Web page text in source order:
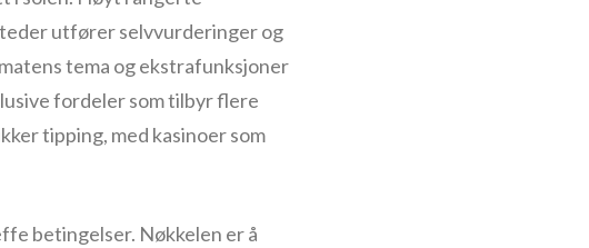
utfører selvvurderinger og
tema og ekstrafunksjoner
fordeler som tilbyr flere
tipping, med kasinoer som
betingelser. Nøkkelen er å